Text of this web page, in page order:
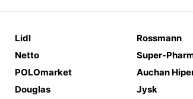
Lidl Rossmann
Netto Super-
POLOmarket Auchan
Douglas Jysk